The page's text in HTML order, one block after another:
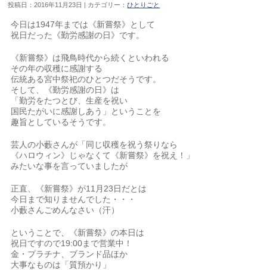
投稿日：2016年11月23日 | カテゴリー：ひとりごと
今日は1947年までは《新嘗祭》として
祝日だった《勤労感謝の日》です。
《新嘗祭》は飛鳥時代から続くといわれる
その年の収穫に感謝する
伝統ある宮中祭祀のひとつだそうです。
そして、《勤労感謝の日》は
「勤労をたつとび、生産を祝い
国民たがいに感謝しあう」ということを
趣旨としているそうです。
芸人の小藪さんが「同じ収穫を祝う祭りなら
《ハロウィン》じゃなくて《新嘗祭》を祝え！」
みたいな事を言っていましたが
正直、《新嘗祭》が11月23日だとは
今日まで知りませんでした・・・
小藪さんごめんなさい（汗）
ということで、《新嘗祭》の本日は
祝日ですので19:00まで営業中！
金・プラチナ、ブランド品ほか
大事なものは「質預かり」